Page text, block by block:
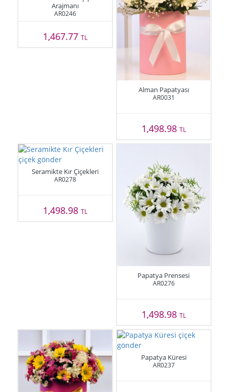
Arajmanı
AR0246
1,467.77TL
Alman Papatyası
AR0031
1,498.98 TL
Seramikte Kır Çiçekleri
AR0278
1,498.98TL
Papatya Prensesi
AR0276
1,498.98 TL
Papatya Küresi
AR0237